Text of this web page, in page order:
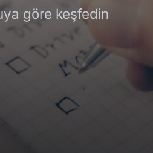
göre keşfedin